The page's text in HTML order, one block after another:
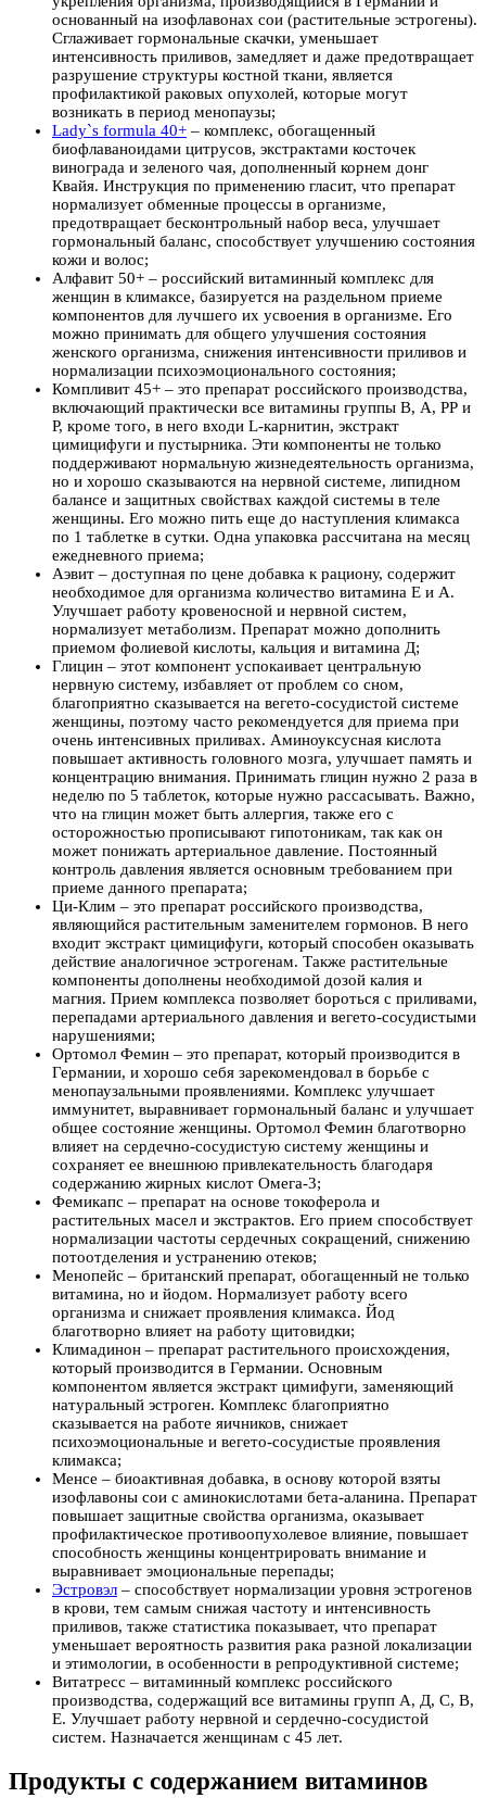
основанный на изофлавонах сои (растительные эстрогены).
Сглаживает гормональные скачки, уменьшает
интенсивность приливов, замедляет и даже предотвращает
разрушение структуры костной ткани, является
профилактикой раковых опухолей, которые могут
возникать в период менопаузы;
Lady`s formula 40+ – комплекс, обогащенный
биофлаваноидами цитрусов, экстрактами косточек
винограда и зеленого чая, дополненный корнем донг
Квайя. Инструкция по применению гласит, что препарат
нормализует обменные процессы в организме,
предотвращает бесконтрольный набор веса, улучшает
гормональный баланс, способствует улучшению состояния
кожи и волос;
Алфавит 50+ – российский витаминный комплекс для
женщин в климаксе, базируется на раздельном приеме
компонентов для лучшего их усвоения в организме. Его
можно принимать для общего улучшения состояния
женского организма, снижения интенсивности приливов и
нормализации психоэмоционального состояния;
Компливит 45+ – это препарат российского производства,
включающий практически все витамины группы В, А, РР и
Р, кроме того, в него входи L-карнитин, экстракт
цимицифуги и пустырника. Эти компоненты не только
поддерживают нормальную жизнедеятельность организма,
но и хорошо сказываются на нервной системе, липидном
балансе и защитных свойствах каждой системы в теле
женщины. Его можно пить еще до наступления климакса
по 1 таблетке в сутки. Одна упаковка рассчитана на месяц
ежедневного приема;
Аэвит – доступная по цене добавка к рациону, содержит
необходимое для организма количество витамина Е и А.
Улучшает работу кровеносной и нервной систем,
нормализует метаболизм. Препарат можно дополнить
приемом фолиевой кислоты, кальция и витамина Д;
Глицин – этот компонент успокаивает центральную
нервную систему, избавляет от проблем со сном,
благоприятно сказывается на вегето-сосудистой системе
женщины, поэтому часто рекомендуется для приема при
очень интенсивных приливах. Аминоуксусная кислота
повышает активность головного мозга, улучшает память и
концентрацию внимания. Принимать глицин нужно 2 раза в
неделю по 5 таблеток, которые нужно рассасывать. Важно,
что на глицин может быть аллергия, также его с
осторожностью прописывают гипотоникам, так как он
может понижать артериальное давление. Постоянный
контроль давления является основным требованием при
приеме данного препарата;
Ци-Клим – это препарат российского производства,
являющийся растительным заменителем гормонов. В него
входит экстракт цимицифуги, который способен оказывать
действие аналогичное эстрогенам. Также растительные
компоненты дополнены необходимой дозой калия и
магния. Прием комплекса позволяет бороться с приливами,
перепадами артериального давления и вегето-сосудистыми
нарушениями;
Ортомол Фемин – это препарат, который производится в
Германии, и хорошо себя зарекомендовал в борьбе с
менопаузальными проявлениями. Комплекс улучшает
иммунитет, выравнивает гормональный баланс и улучшает
общее состояние женщины. Ортомол Фемин благотворно
влияет на сердечно-сосудистую систему женщины и
сохраняет ее внешнюю привлекательность благодаря
содержанию жирных кислот Омега-3;
Фемикапс – препарат на основе токоферола и
растительных масел и экстрактов. Его прием способствует
нормализации частоты сердечных сокращений, снижению
потоотделения и устранению отеков;
Менопейс – британский препарат, обогащенный не только
витамина, но и йодом. Нормализует работу всего
организма и снижает проявления климакса. Йод
благотворно влияет на работу щитовидки;
Климадинон – препарат растительного происхождения,
который производится в Германии. Основным
компонентом является экстракт цимифуги, заменяющий
натуральный эстроген. Комплекс благоприятно
сказывается на работе яичников, снижает
психоэмоциональные и вегето-сосудистые проявления
климакса;
Менсе – биоактивная добавка, в основу которой взяты
изофлавоны сои с аминокислотами бета-аланина. Препарат
повышает защитные свойства организма, оказывает
профилактическое противоопухолевое влияние, повышает
способность женщины концентрировать внимание и
выравнивает эмоциональные перепады;
Эстровэл – способствует нормализации уровня эстрогенов
в крови, тем самым снижая частоту и интенсивность
приливов, также статистика показывает, что препарат
уменьшает вероятность развития рака разной локализации
и этимологии, в особенности в репродуктивной системе;
Витатресс – витаминный комплекс российского
производства, содержащий все витамины групп А, Д, С, В,
Е. Улучшает работу нервной и сердечно-сосудистой
систем. Назначается женщинам с 45 лет.
Продукты с содержанием витаминов